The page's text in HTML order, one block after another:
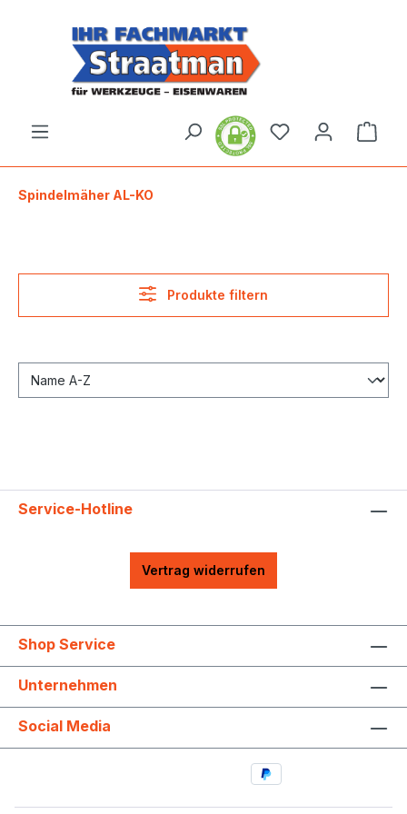
Spindelmäher AL-KO
Produkte filtern
Service-Hotline
Vertrag widerrufen
Shop Service
Unternehmen
Social Media